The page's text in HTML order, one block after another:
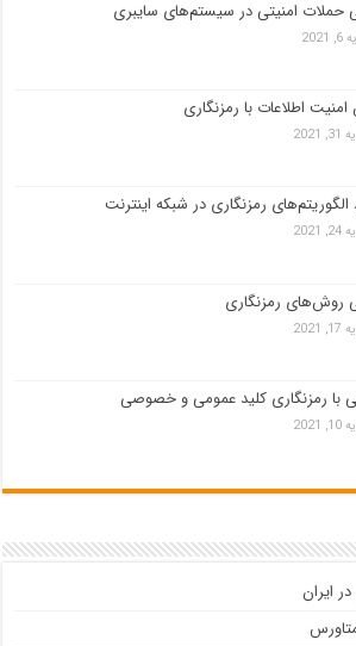
حملات امنیتی در سیستم‌های سایبری
امنیت اطلاعات با رمزنگاری
الگوریتم‌های رمزنگاری در شبکه اینترنت
روش‌های رمزنگاری
با رمزنگاری کلید عمومی و خصوصی
ایران